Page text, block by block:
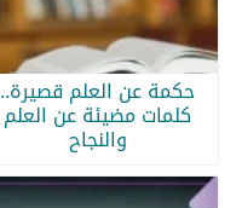
حكمة عن العلم قصيرة..
كلمات مضيئة عن العلم
والنجاح